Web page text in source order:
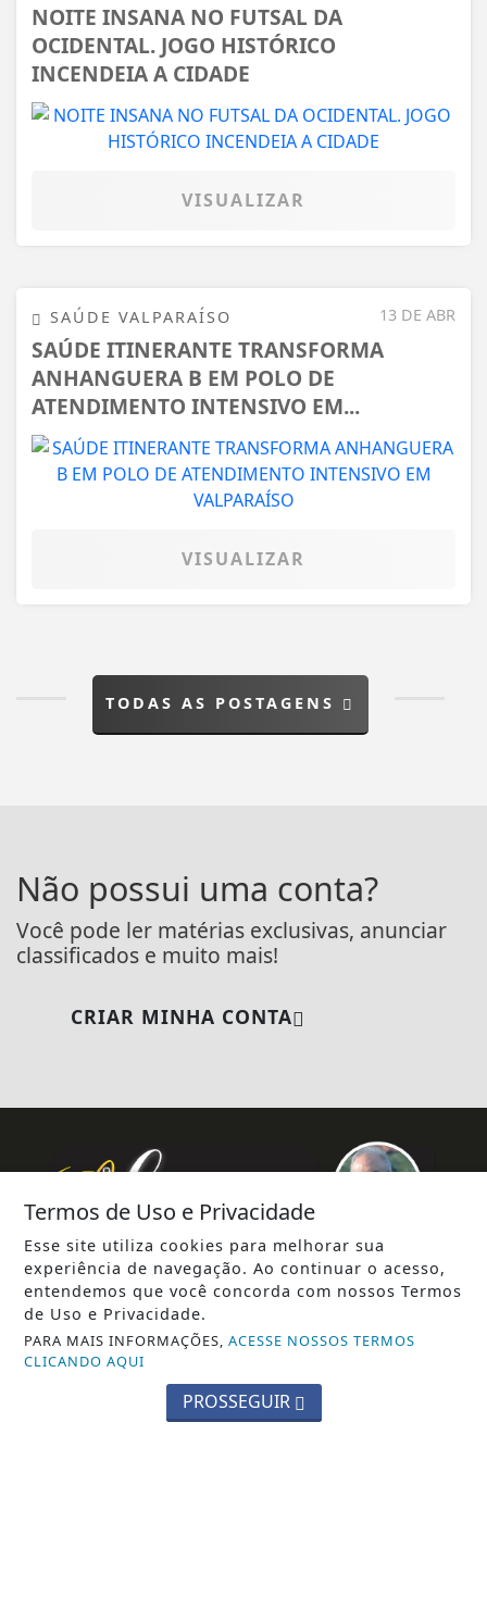
NOITE INSANA NO FUTSAL DA
OCIDENTAL. JOGO HISTÓRICO
INCENDEIA A CIDADE
VISUALIZAR
13 DE ABR
SAÚDE VALPARAÍSO
SAÚDE ITINERANTE TRANSFORMA
ANHANGUERA B EM POLO DE
ATENDIMENTO INTENSIVO EM...
VISUALIZAR
TODAS AS POSTAGENS
Não possui uma conta?
Você pode ler matérias exclusivas, anunciar
classificados e muito mais!
CRIAR MINHA CONTA
INÍCIO |
TERMOS DE USO E PRIVACIDADE
Termos de Uso e Privacidade
Esse site utiliza cookies para melhorar sua
experiência de navegação. Ao continuar o acesso,
entendemos que você concorda com nossos Termos
de Uso e Privacidade.
PARA MAIS INFORMAÇÕES,ACESSE NOSSOS TERMOS
CLICANDO AQUI
PROSSEGUIR